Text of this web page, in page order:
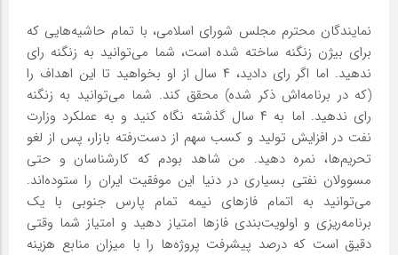
نمایندگان محترم مجلس شورای اسلامی، با تمام حاشیه‌هایی که
برای بیژن زنگنه ساخته شده است، شما می‌توانید به زنگنه رای
ندهید. اما اگر رای دادید، ۴ سال از او بخواهید تا این اهداف را
(که در برنامه‌اش ذکر شده) محقق کند. شما می‌توانید به زنگنه
رای ندهید. اما به ۴ سال گذشته نگاه کنید و به عملکرد وزارت
نفت در افزایش تولید و کسب سهم از دست‌رفته بازار، پس از لغو
تحریم‌ها، نمره دهید. من شاهد بودم که کارشناسان و حتی
مسوولان نفتی بسیاری در دنیا این موفقیت ایران را ستوده‌اند.
می‌توانید به اتمام فازهای نیمه تمام پارس جنوبی با یک
برنامه‌ریزی و اولویت‌بندی فازها امتیاز دهید و امتیاز شما وقتی
دقیق است که درصد پیشرفت پروژه‌ها را با میزان منابع هزینه